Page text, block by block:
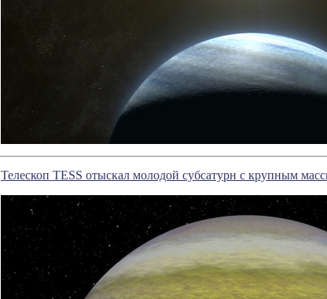
Телескоп TESS отыскал молодой субсатурн с крупным